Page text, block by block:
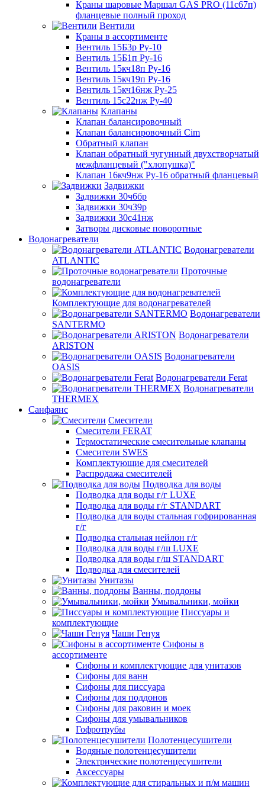
Краны шаровые Маршал GAS PRO (11с67п)
фланцевые полный проход
Вентили
Краны в ассортименте
Вентиль 15Б3р Ру-10
Вентиль 15Б1п Ру-16
Вентиль 15кч18п Ру-16
Вентиль 15кч19п Ру-16
Вентиль 15кч16нж Ру-25
Вентиль 15с22нж Ру-40
Клапаны
Клапан балансировочный
Клапан балансировочный Cim
Обратный клапан
Клапан обратный чугунный двухстворчатый
межфланцевый ("хлопушка)"
Клапан 16кч9нж Ру-16 обратный фланцевый
Задвижки
Задвижки 30ч6бр
Задвижки 30ч39р
Задвижки 30с41нж
Затворы дисковые поворотные
Водонагреватели
Водонагреватели
ATLANTIC
Проточные
водонагреватели
Комплектующие для водонагревателей
Водонагреватели
SANTERMO
Водонагреватели
ARISTON
Водонагреватели
OASIS
Водонагреватели Ferat
Водонагреватели
THERMEX
Санфаянс
Смесители
Смесители FERAT
Термостатические смесительные клапаны
Смесители SWES
Комплектующие для смесителей
Распродажа смесителей
Подводка для воды
Подводка для воды г/г LUXE
Подводка для воды г/г STANDART
Подводка для воды стальная гофрированная
г/г
Подводка стальная нейлон г/г
Подводка для воды г/ш LUXE
Подводка для воды г/ш STANDART
Подводка для смесителей
Унитазы
Ванны, поддоны
Умывальники, мойки
Писсуары и
комплектующие
Чаши Генуя
Сифоны в
ассортименте
Сифоны и комплектующие для унитазов
Сифоны для ванн
Сифоны для писсуара
Сифоны для поддонов
Сифоны для раковин и моек
Сифоны для умывальников
Гофротрубы
Полотенцесушители
Водяные полотенцесушители
Электрические полотенцесушители
Аксессуары